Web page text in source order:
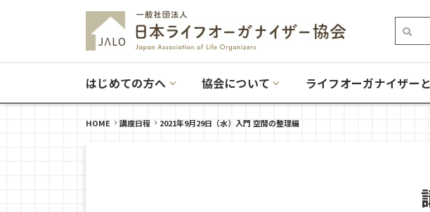
はじめての方へ 協会について ライフオーガナイザー
HOME 講座日程 2021年9月29日（水）入門 空間の整理編